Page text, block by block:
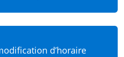
d’horaire